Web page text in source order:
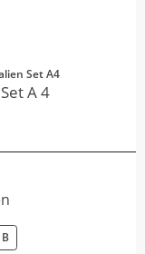
Set A4
A 4